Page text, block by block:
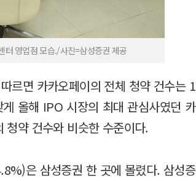
터 영업점 모습./사진=삼성증권 제공
르면 카카오페이의 전체 청약 건수는 1
올해 IPO 시장의 최대 관심사였던 카
약 건수와 비슷한 수준이다.
은 삼성증권 한 곳에 몰렸다. 삼성증